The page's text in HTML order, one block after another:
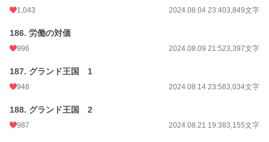
1,043 2024.08.04 23:403,849文字
186. 労働の対価
996 2024.08.09 21:523,397文字
187. グランド王国 1
948 2024.08.14 23:583,034文字
188. グランド王国 2
987 2024.08.21 19:383,155文字